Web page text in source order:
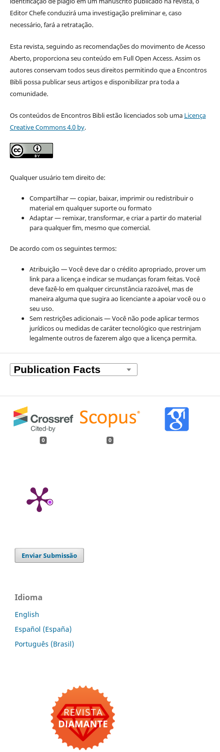
Editor Chefe conduzirá uma investigação preliminar e, caso
necessário, fará a retratação.
Esta revista, seguindo as recomendações do movimento de Acesso
Aberto, proporciona seu conteúdo em Full Open Access. Assim os
autores conservam todos seus direitos permitindo que a Encontros
Bibli possa publicar seus artigos e disponibilizar pra toda a
comunidade.
Os conteúdos de Encontros Bibli estão licenciados sob uma Licença
Creative Commons 4.0 by.
Qualquer usuário tem direito de:
Compartilhar — copiar, baixar, imprimir ou redistribuir o
material em qualquer suporte ou formato
Adaptar — remixar, transformar, e criar a partir do material
para qualquer fim, mesmo que comercial.
De acordo com os seguintes termos:
Atribuição — Você deve dar o crédito apropriado, prover um
link para a licença e indicar se mudanças foram feitas. Você
deve fazê-lo em qualquer circunstância razoável, mas de
maneira alguma que sugira ao licenciante a apoiar você ou o
seu uso.
Sem restrições adicionais — Você não pode aplicar termos
jurídicos ou medidas de caráter tecnológico que restrinjam
legalmente outros de fazerem algo que a licença permita.
0 0
Enviar Submissão
Idioma
English
Español (España)
Português (Brasil)